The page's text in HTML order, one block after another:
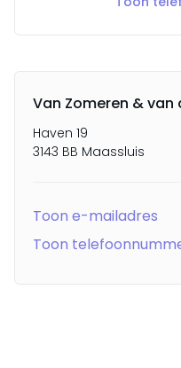
Van Zomeren & van
Haven 19
3143 BB Maassluis
Toon e-mailadres
Toon